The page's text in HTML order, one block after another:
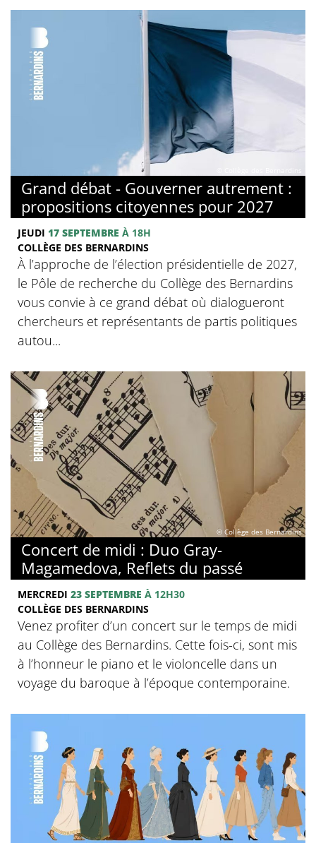
Grand débat - Gouverner autrement :
propositions citoyennes pour 2027
JEUDI 17 SEPTEMBRE À 18H
COLLÈGE DES BERNARDINS
À l’approche de l’élection présidentielle de 2027,
le Pôle de recherche du Collège des Bernardins
vous convie à ce grand débat où dialogueront
chercheurs et représentants de partis politiques
autou...
© Collège des Bernardins
Concert de midi : Duo Gray-
Magamedova, Reflets du passé
MERCREDI 23 SEPTEMBRE À 12H30
COLLÈGE DES BERNARDINS
Venez profiter d’un concert sur le temps de midi
au Collège des Bernardins. Cette fois-ci, sont mis
à l’honneur le piano et le violoncelle dans un
voyage du baroque à l’époque contemporaine.